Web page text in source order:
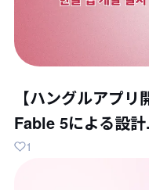
【ハングルアプ
Fable 5による設
1